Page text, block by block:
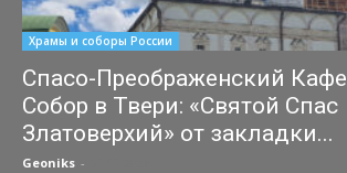
Храмы и соборы России
Спасо-Преображенский
Собор в Твери: «Святой Спас
Златоверхий» от закладки...
Geoniks -